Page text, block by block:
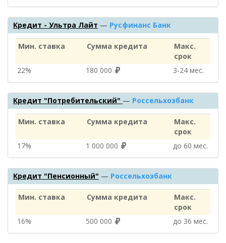
Кредит - Ультра Лайт — Русфинанс Банк
Мин. ставка Сумма кредита
Макс.
срок
22%
180 000 3‑24 мес.
Кредит "Потребительский" — Россельхозбанк
Мин. ставка Сумма кредита
Макс.
срок
17%
1 000 000 до 60 мес.
Кредит "Пенсионный" — Россельхозбанк
Мин. ставка Сумма кредита
Макс.
срок
16%
500 000 до 36 мес.